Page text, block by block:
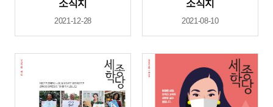
소식지
2021-12-28
소식지
2021-08-10